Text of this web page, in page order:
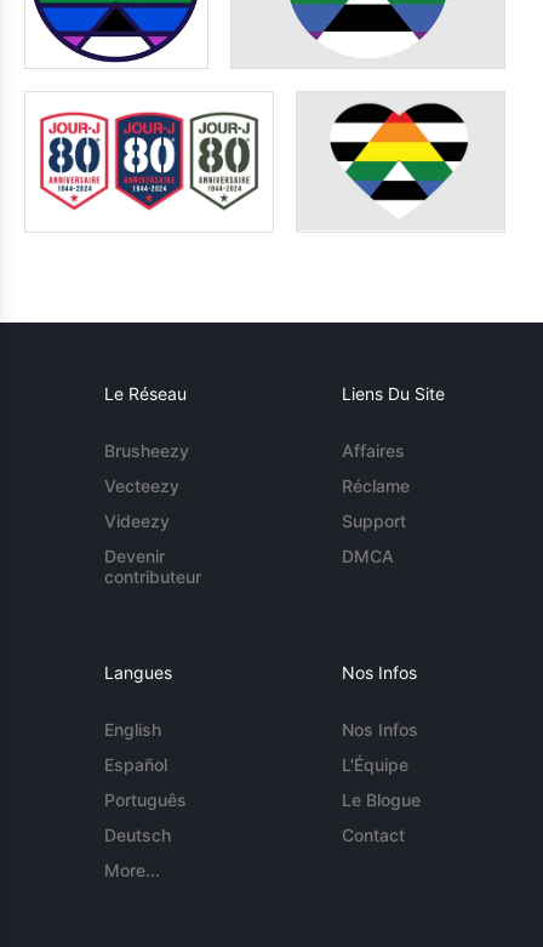
Le Réseau
Brusheezy
Vecteezy
Videezy
Devenir
contributeur
Liens Du Site
Affaires
Réclame
Support
DMCA
Langues
English
Español
Português
Deutsch
More...
Nos Infos
Nos Infos
L'Équipe
Le Blogue
Contact